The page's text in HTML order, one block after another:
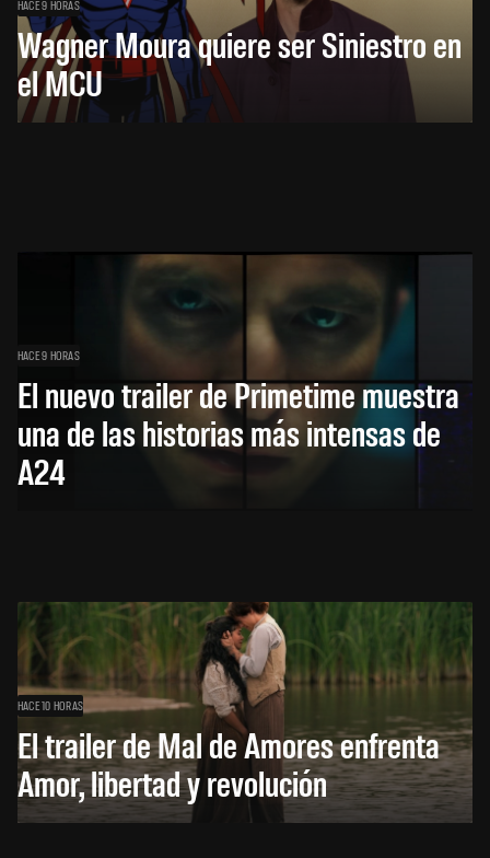
HACE 9 HORAS
Wagner Moura quiere ser Siniestro en
el MCU
HACE 9 HORAS
El nuevo trailer de Primetime muestra
una de las historias más intensas de
A24
HACE 10 HORAS
El trailer de Mal de Amores enfrenta
Amor, libertad y revolución